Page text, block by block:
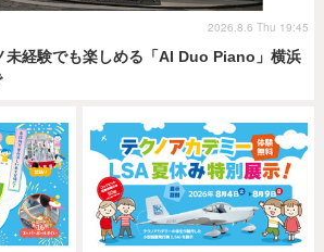
未経験でも楽しめる「AI Duo Piano」横浜
2026.8.6 Thu 19:45